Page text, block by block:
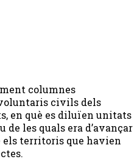
columnes
civils dels
en què es diluïen unitats
les quals era d’avançar
els territoris que havien